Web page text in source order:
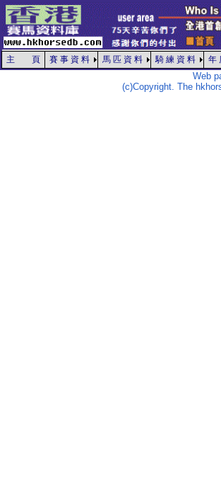
主 頁 賽 事 資 料 馬 匹 資 料 騎 練 資 料 年
Web
(c)Copyright. The